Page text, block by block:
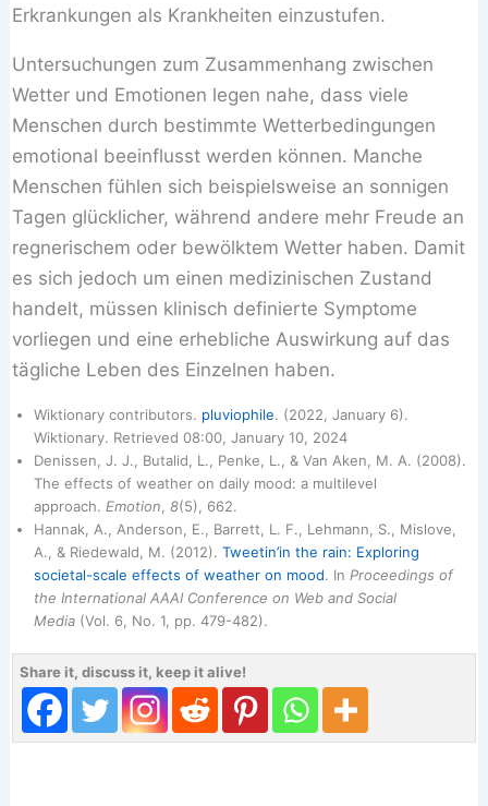
Erkrankungen als Krankheiten einzustufen.
Untersuchungen zum Zusammenhang zwischen
Wetter und Emotionen legen nahe, dass viele
Menschen durch bestimmte Wetterbedingungen
emotional beeinflusst werden können. Manche
Menschen fühlen sich beispielsweise an sonnigen
Tagen glücklicher, während andere mehr Freude an
regnerischem oder bewölktem Wetter haben. Damit
es sich jedoch um einen medizinischen Zustand
handelt, müssen klinisch definierte Symptome
vorliegen und eine erhebliche Auswirkung auf das
tägliche Leben des Einzelnen haben.
Wiktionary contributors. pluviophile. (2022, January 6).
Wiktionary. Retrieved 08:00, January 10, 2024
Denissen, J. J., Butalid, L., Penke, L., & Van Aken, M. A. (2008).
The effects of weather on daily mood: a multilevel
approach.Emotion ,8(5), 662.
Hannak, A., Anderson, E., Barrett, L. F., Lehmann, S., Mislove,
A., & Riedewald, M. (2012).Tweetin’in the rain: Exploring
societal-scale effects of weather on mood. InProceedings of
the International AAAI Conference on Web and Social
Media (Vol. 6, No. 1, pp. 479-482).
Share it, discuss it, keep it alive!